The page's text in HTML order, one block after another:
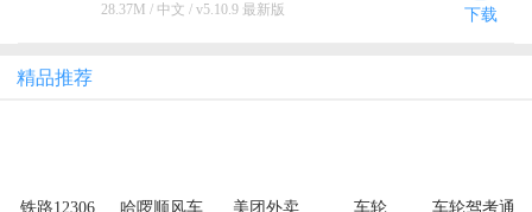
28.37M / 中文 / v5.10.9 最新版 下载
精品推荐
铁路12306 哈啰顺风车 美团外卖 车轮 车轮驾考通